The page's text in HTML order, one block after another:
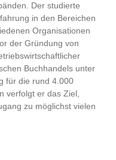
Der studierte
in den Bereichen
Organisationen
der Gründung von
Buchhandels unter
für die rund 4.000
verfolgt er das Ziel,
zu möglichst vielen